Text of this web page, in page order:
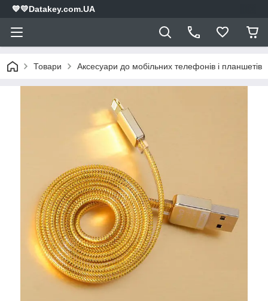
💙💛Datakey.com.UA
Товари Аксесуари до мобільних телефонів і планшетів